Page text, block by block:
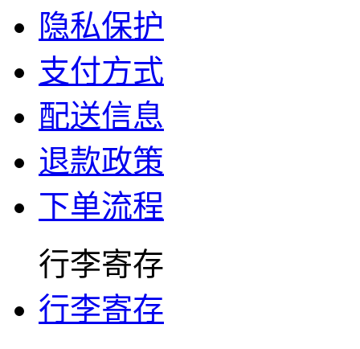
隐私保护
支付方式
配送信息
退款政策
下单流程
行李寄存
行李寄存